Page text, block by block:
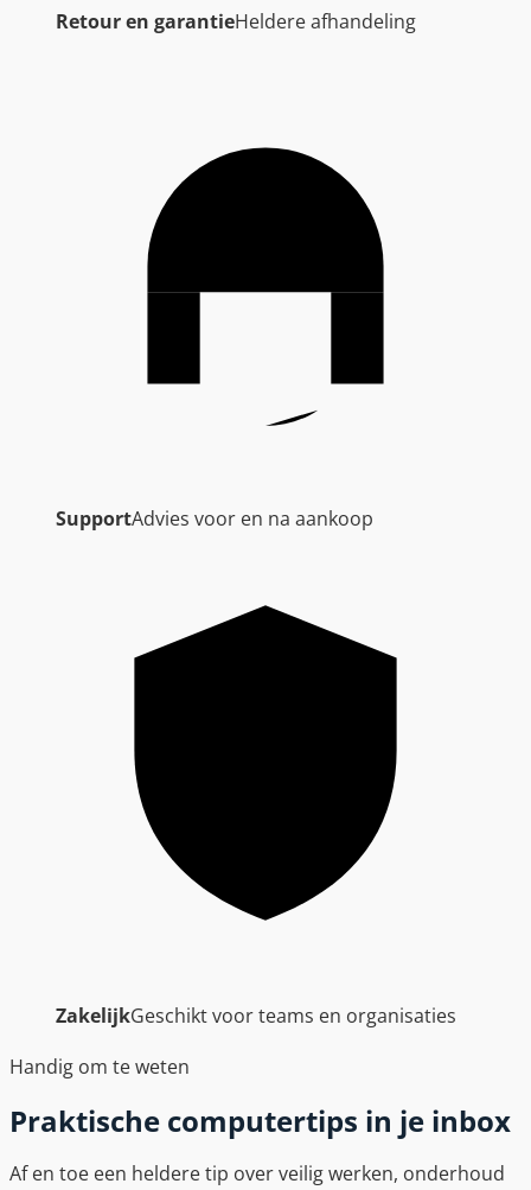
Retour en garantieHeldere afhandeling
SupportAdvies voor en na aankoop
ZakelijkGeschikt voor teams en organisaties
Handig om te weten
Praktische computertips in je inbox
Af en toe een heldere tip over veilig werken, onderhoud